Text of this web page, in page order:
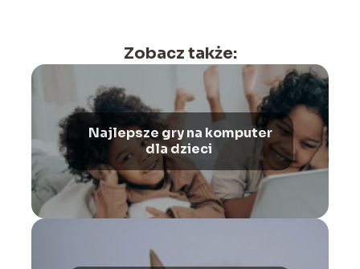
Zobacz także:
Najlepsze gry na komputer
dla dzieci